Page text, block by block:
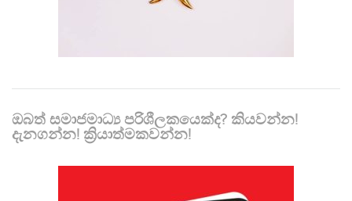
ඔබත් සමාජමාධ්‍ය පරිශීලකයෙක්ද? කියවන්න!
දැනගන්න! ක්‍රියාත්මකවන්න!